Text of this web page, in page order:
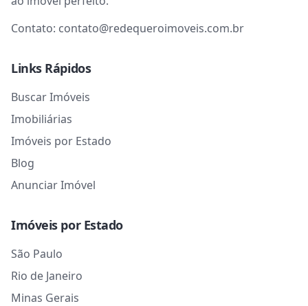
Contato: contato@redequeroimoveis.com.br
Links Rápidos
Buscar Imóveis
Imobiliárias
Imóveis por Estado
Blog
Anunciar Imóvel
Imóveis por Estado
São Paulo
Rio de Janeiro
Minas Gerais